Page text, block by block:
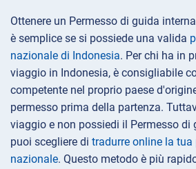
Ottenere un Permesso di guida
è semplice se si possiede una valida
nazionale di Indonesia. Per chi ha in
viaggio in Indonesia, è consigliabile
competente nel proprio paese
permesso prima della partenza.
viaggio e non possiedi il Permesso di
puoi scegliere di tradurre online la
nazionale. Questo metodo è più